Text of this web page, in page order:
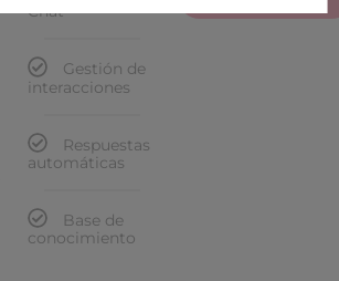
Chat
Gestión de
interacciones
Respuestas
automáticas
Base de
conocimiento